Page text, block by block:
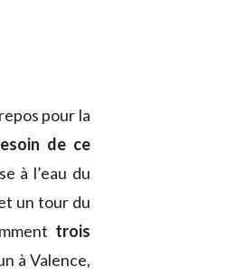
pour la
de ce
à l’eau du
un tour du
trois
à Valence,